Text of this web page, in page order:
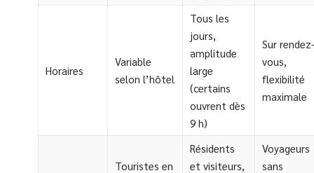
Horaires
Variable
selon l’hôtel
Tous les
jours,
amplitude
large
(certains
ouvrent dès
9 h)
Sur rendez-
vous,
flexibilité
maximale
Touristes en
Résidents
et visiteurs,
Voyageurs
sans